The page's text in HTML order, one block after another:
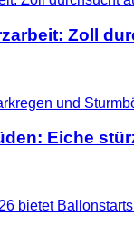
Zoll
Eiche